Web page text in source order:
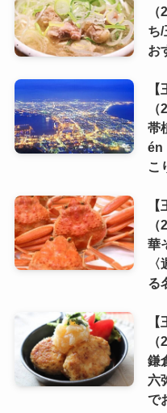
ち
お
帯
én
こ
華
る
鎌
六
で